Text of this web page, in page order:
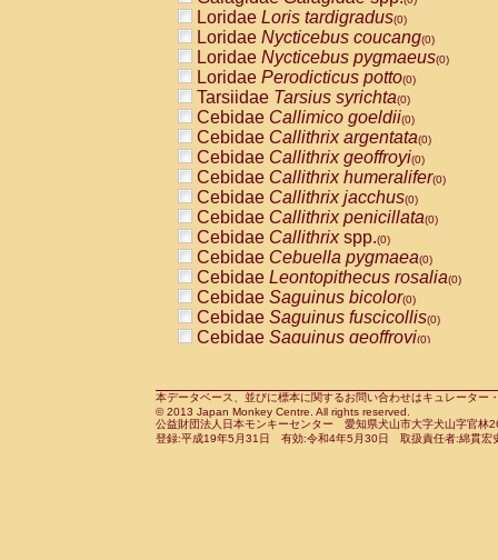
Atelidae Lagothrix lagothricha
AtelidaeLagothrix lagothricha cana
PitheciidaeCacajao calvus
PitheciidaeCallicebus cupreus
PitheciidaeCallicebus donacophilus
PitheciidaeCallicebus moloch
PitheciidaeCallicebus torquatus
PitheciidaeCallicebusspp.(0)
PitheciidaeChiropotes satanas(0)
PitheciidaePithecia monachus
PitheciidaePithecia pithecia(0)
CercopithecidaeCercocebus agilis
CercopithecidaeCercocebus
CercopithecidaeCercocebus
CercopithecidaeCercocebus
CercopithecidaeCercocebus
CercopithecidaeCercocebushybrid
CercopithecidaePapio anubis(0)
CercopithecidaePapio cynocephalus
CercopithecidaePapio hamadryas(0)
Loridae Loris tardigradus(0)
Loridae Nycticebus coucang(0)
Loridae Nycticebus pygmaeus(0)
Loridae Perodicticus potto(0)
Tarsiidae Tarsius syrichta(0)
Cebidae Callimico goeldii(0)
Cebidae Callithrix argentata(0)
Cebidae Callithrix geoffroyi(0)
Cebidae Callithrix humeralifer(0)
Cebidae Callithrix jacchus(0)
Cebidae Callithrix penicillata(0)
Cebidae Callithrixspp.(0)
Cebidae Cebuella pygmaea(0)
Cebidae Leontopithecus rosalia(0)
Cebidae Saguinus bicolor(0)
Cebidae Saguinus fuscicollis(0)
Cebidae Saguinus geoffroyi(0)
CebidaeSaguinus leucopus(0)
CebidaeSaguinus midas(0)
Cebidae Saguinus mystax(0)
本データベース、並びに標本に関するお問い合わせはキュレータ
© 2013 Japan Monkey Centre. All rights reserved.
公益財団法人日本モンキーセンター 愛知県犬山市大字犬山字官
登録:平成19年5月31日 有効:令和4年5月30日 取扱責任者:綿貫宏